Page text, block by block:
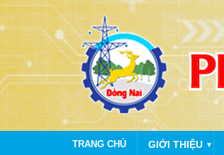
TRANG CHỦ GIỚI THIỆU ▼